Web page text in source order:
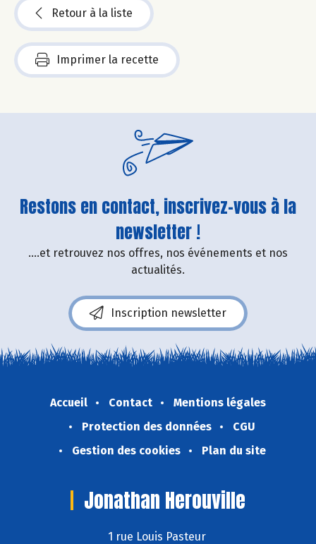
Retour à la liste
Imprimer la recette
Restons en contact, inscrivez-vous à la
newsletter !
....et retrouvez nos offres, nos événements et nos
actualités.
Inscription newsletter
Accueil Contact
Mentions légales
Protection des données
CGU
Gestion des cookies
Plan du site
Jonathan Herouville
1 rue Louis Pasteur